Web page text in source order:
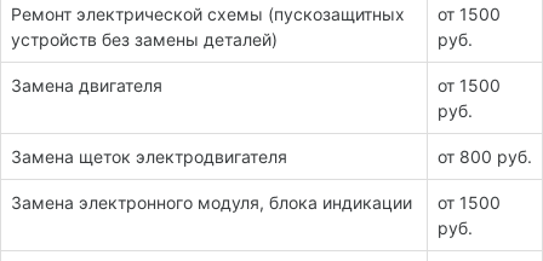
Ремонт электрической схемы (пускозащитных
устройств без замены деталей)
от 1500
руб.
Замена двигателя
от 1500
руб.
Замена щеток электродвигателя от 800 руб.
Замена электронного модуля, блока индикации
от 1500
руб.